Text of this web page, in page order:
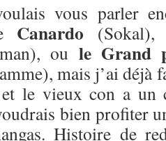
vous parler
Canardo
ou le Grand
mais j’ai déjà
et le vieux con a un
bien profiter
Histoire de